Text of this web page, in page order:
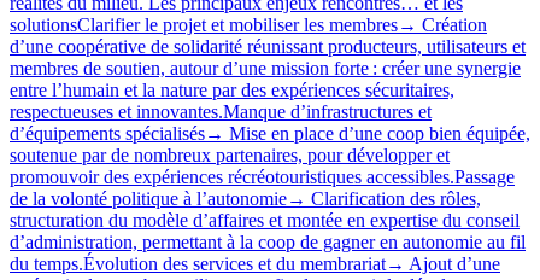
solutionsClarifier le projet et mobiliser les membres→ Création
d’une coopérative de solidarité réunissant producteurs, utilisateurs et
membres de soutien, autour d’une mission forte : créer une synergie
entre l’humain et la nature par des expériences sécuritaires,
respectueuses et innovantes.Manque d’infrastructures et
d’équipements spécialisés→ Mise en place d’une coop bien équipée,
soutenue par de nombreux partenaires, pour développer et
promouvoir des expériences récréotouristiques accessibles.Passage
de la volonté politique à l’autonomie→ Clarification des rôles,
structuration du modèle d’affaires et montée en expertise du conseil
d’administration, permettant à la coop de gagner en autonomie au fil
du temps.Évolution des services et du membrariat→ Ajout d’une